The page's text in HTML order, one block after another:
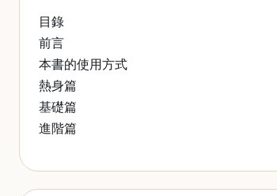
目錄
前言
本書的使用方式
熱身篇
基礎篇
進階篇